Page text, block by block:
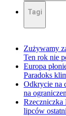
Tagi
Zużywamy
Ten rok nie
Europa
Paradoks
Odkrycie na
na
Rzeczniczka
lipców